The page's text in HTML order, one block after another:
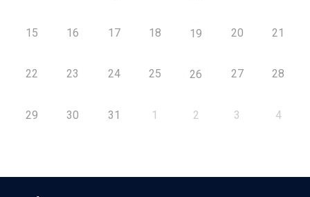
15 16 17 18 19 20 21
22 23 24 25 26 27 28
29 30 31 1 2 3 4